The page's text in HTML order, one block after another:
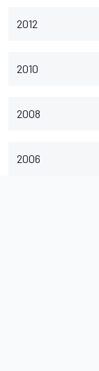
2012
2010
2008
2006